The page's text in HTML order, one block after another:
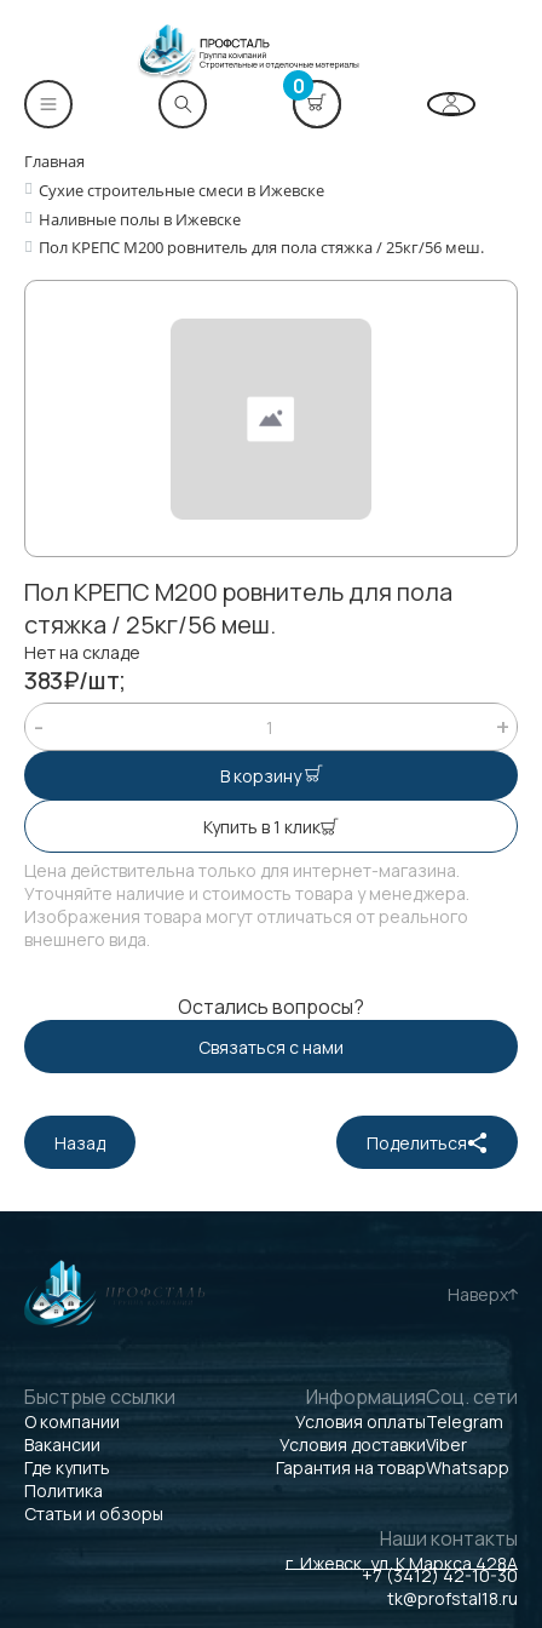
0
Главная
Сухие строительные смеси в Ижевске
Наливные полы в Ижевске
Пол КРЕПС М200 ровнитель для пола стяжка / 25кг/56 меш.
Пол КРЕПС М200 ровнитель для пола
стяжка / 25кг/56 меш.
Нет на складе
383₽/шт;
В корзину
Купить в 1 клик
Цена действительна только для интернет-магазина.
Уточняйте наличие и стоимость товара у менеджера.
Изображения товара могут отличаться от реального
внешнего вида.
Остались вопросы?
Связаться с нами
Назад Поделиться
Наверх
Быстрые ссылки
О компании
Вакансии
Где купить
Политика
Статьи и обзоры
Информация
Условия оплаты
Условия доставки
Гарантия на товар
Соц. сети
Telegram
Viber
Whatsapp
Наши контакты
г. Ижевск, ул. К.Маркса 428А
+7 (3412) 42-10-30
tk@profstal18.ru